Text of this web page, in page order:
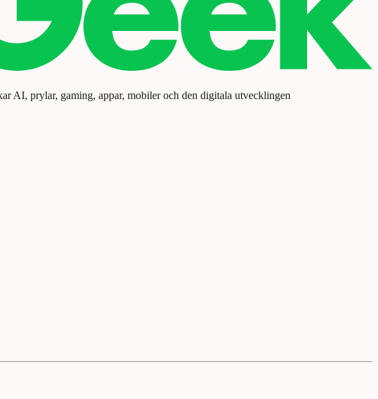
AI, prylar, gaming, appar, mobiler och den digitala utvecklingen